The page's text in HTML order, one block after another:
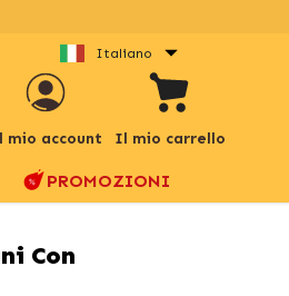
Italiano
mio account Il mio carrello
PROMOZIONI
Con